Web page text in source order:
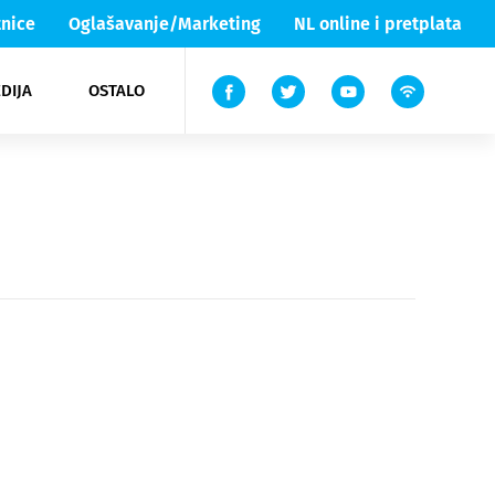
Oglašavanje/Marketing NL online i pretplata
OSTALO
Lika & Senj
TV